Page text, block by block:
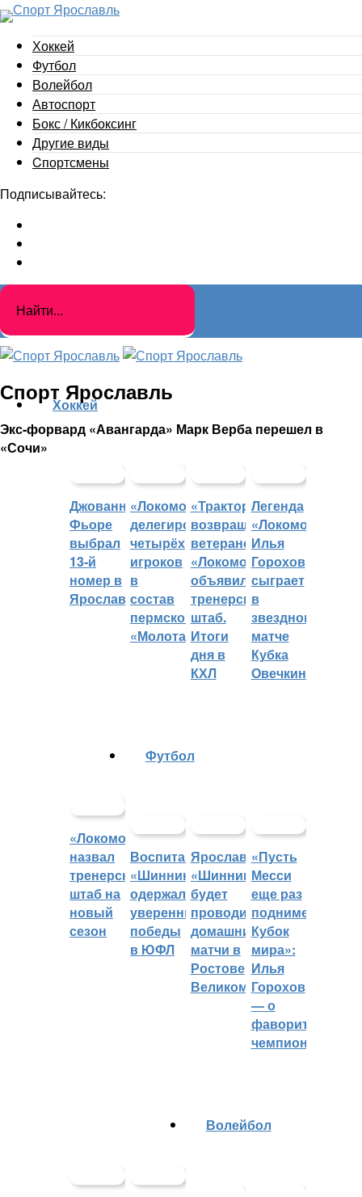
Хоккей
Футбол
Волейбол
Автоспорт
Бокс / Кикбоксинг
Другие виды
Cпортсмены
Подписывайтесь:
Спорт Ярославль
Экс-форвард «Авангарда» Марк Верба перешел в
«Сочи»
Хоккей
Джованни
Фьоре
выбрал
13-й
номер в
Ярославле
«Локомотив»
делегировал
четырёх
игроков
в
состав
пермского
«Молота»
«Трактор»
возвращает
ветеранов,
«Локомотив»
объявил
тренерский
штаб.
Итоги
дня в
КХЛ
Легенда
«Локомотива»
Илья
Горохов
сыграет
в
звездном
матче
Кубка
Овечкина
«Локомотив»
назвал
тренерский
штаб на
новый
сезон
Футбол
Воспитанники
«Шинника»
одержали
уверенные
победы
в ЮФЛ
Ярославский
«Шинник»
будет
проводить
домашние
матчи в
Ростове
Великом
«Пусть
Месси
еще раз
поднимет
Кубок
мира»:
Илья
Горохов
— о
фаворитах
чемпионата
Волейбол